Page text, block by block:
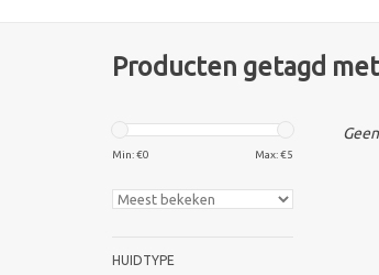
Producten getagd
Min: €0 Max: €5
HUIDTYPE